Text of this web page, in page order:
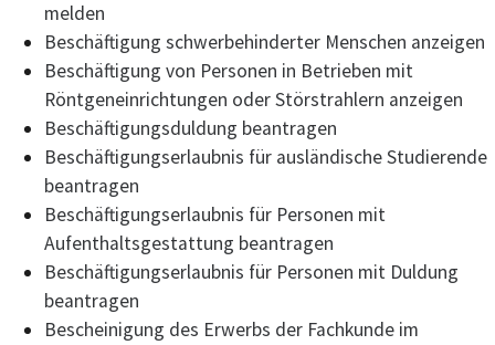
melden
Beschäftigung schwerbehinderter Menschen anzeigen
Beschäftigung von Personen in Betrieben mit
Röntgeneinrichtungen oder Störstrahlern anzeigen
Beschäftigungsduldung beantragen
Beschäftigungserlaubnis für ausländische Studierende
beantragen
Beschäftigungserlaubnis für Personen mit
Aufenthaltsgestattung beantragen
Beschäftigungserlaubnis für Personen mit Duldung
beantragen
Bescheinigung des Erwerbs der Fachkunde im